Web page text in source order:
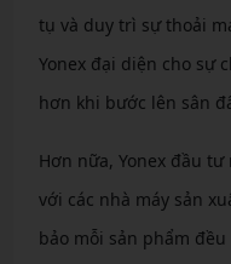
tụ và duy trì sự thoải
Yonex đại diện cho sự
hơn khi bước lên sân
Hơn nữa, Yonex đầu
với các nhà máy sản
bảo mỗi sản phẩm